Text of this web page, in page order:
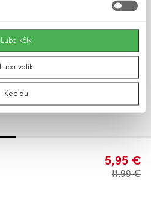
Luba kõik
Luba valik
Keeldu
5,95 €
11,99 €